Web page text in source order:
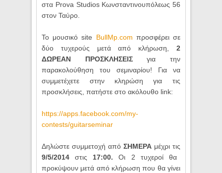
στα ProvaStudios Κωνσταντινουπόλεως 56
στον Ταύρο.
To μουσικό site BullMp.com προσφέρει σε
δύο τυχερούς μετά από κλήρωση, 2
ΔΩΡΕΑΝ ΠΡΟΣΚΛΗΣΕΙΣγια την
παρακολούθηση του σεμιναρίου!
Για να
συμμετέχετε στην κληρώση για τις
προσκλήσεις,πατήστε στο ακόλουθο link:
https://apps.facebook.com/my-
contests/guitarseminar
Δηλώστε συμμετοχή από ΣΗΜΕΡΑμέχρι τις
9/5/2014στις 17:00.Οι 2 τυχεροί θα
προκύψουν μετά από κλήρωση που θα γίνει